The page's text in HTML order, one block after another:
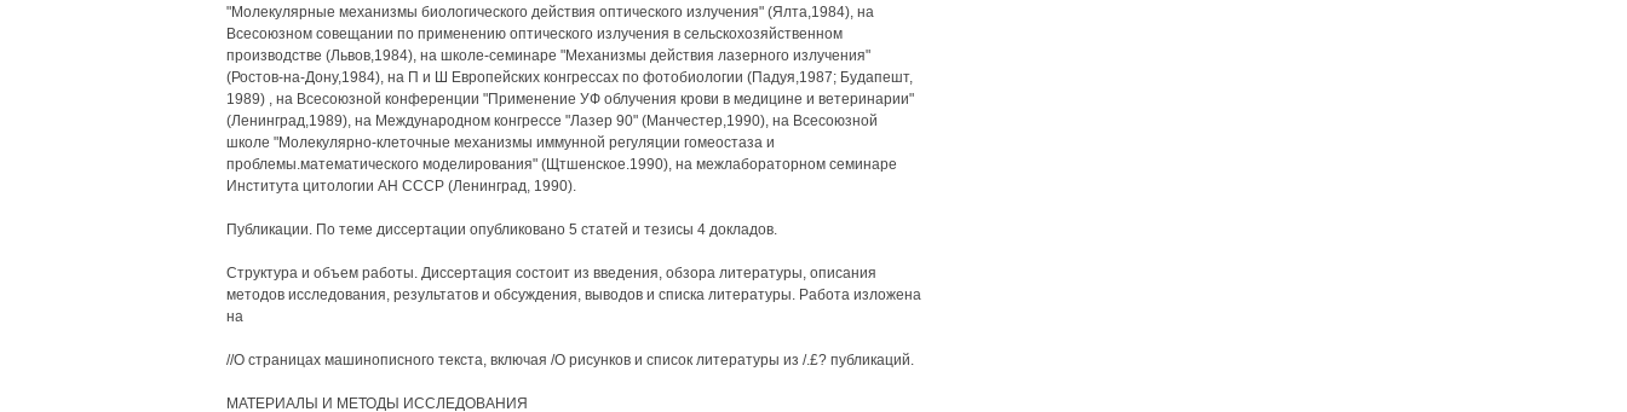
"Молекулярные механизмы биологического действия оптического излучения" (Ялта,1984), на
Всесоюзном совещании по применению оптического излучения в сельскохозяйственном
производстве (Львов,1984), на школе-семинаре "Механизмы действия лазерного излучения"
(Ростов-на-Дону,1984), на П и Ш Европейских конгрессах по фотобиологии (Падуя,1987; Будапешт,
1989) , на Всесоюзной конференции "Применение УФ облучения крови в медицине и ветеринарии"
(Ленинград,1989), на Международном конгрессе "Лазер 90" (Манчестер,1990), на Всесоюзной
школе "Молекулярно-клеточные механизмы иммунной регуляции гомеостаза и
проблемы.математического моделирования" (Щтшенское.1990), на межлабораторном семинаре
Института цитологии АН СССР (Ленинград, 1990).
Публикации. По теме диссертации опубликовано 5 статей и тезисы 4 докладов.
Структура и объем работы. Диссертация состоит из введения, обзора литературы, описания
методов исследования, результатов и обсуждения, выводов и списка литературы. Работа изложена
на
//О страницах машинописного текста, включая /О рисунков и список литературы из /.£? публикаций.
МАТЕРИАЛЫ И МЕТОДЫ ИССЛЕДОВАНИЯ